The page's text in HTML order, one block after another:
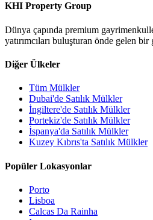
KHI Property Group
Dünya çapında premium
yatırımcıları buluşturan önde gelen
Diğer Ülkeler
Tüm Mülkler
Dubai'de Satılık Mülkler
İngiltere'de Satılık Mülkler
Portekiz'de Satılık Mülkler
İspanya'da Satılık Mülkler
Kuzey Kıbrıs'ta Satılık Mülkler
Popüler Lokasyonlar
Porto
Lisboa
Calcas Da Rainha